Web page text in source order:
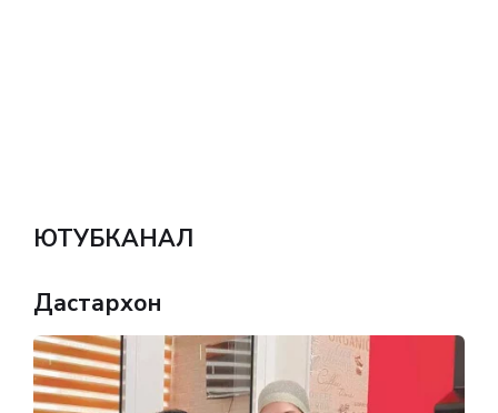
ЮТУБКАНАЛ
Дастархон